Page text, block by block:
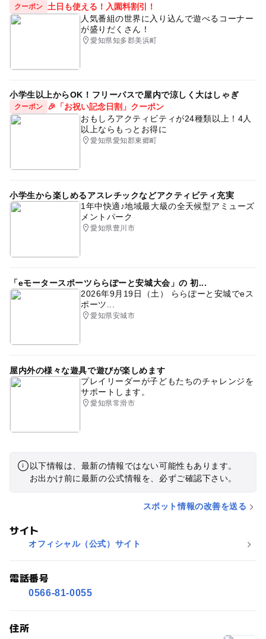
クーポン
土日も使える！入園料割引！
人気番組の世界に入り込んで遊べるコーナー
が盛りだくさん！
愛知県知多郡美浜町
小学生以上からOK！フリーパスで屋内で涼しく大はしゃぎ
クーポン
🎉「お祝い記念日割」クーポン
おもしろアクティビティが24種類以上！4人
以上ならもっとお得に
愛知県愛知郡東郷町
小学生から楽しめるアスレチックなどアクティビティ充実
1年中快適♪地域最大級の全天候型アミューズ
メントパーク
愛知県豊川市
「eモータースポーツららぽーと安城大会」の 初...
2026年9月19日（土） ららぽーと安城でeス
ポーツ...
愛知県安城市
屋内外の様々な遊具で遊びが楽しめます
プレイリーダーが子どもたちのチャレンジを
サポートします。
愛知県常滑市
以下情報は、最新の情報ではない可能性もあります。
お出かけ前に最新の公式情報を、必ずご確認下さい。
スポット情報の改善を送る
サイト
オフィシャル（公式）サイト
電話番号
0566-81-0055
住所